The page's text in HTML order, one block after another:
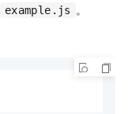
example.js
。